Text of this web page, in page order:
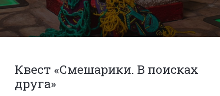
Квест «Смешарики. В поисках
друга»